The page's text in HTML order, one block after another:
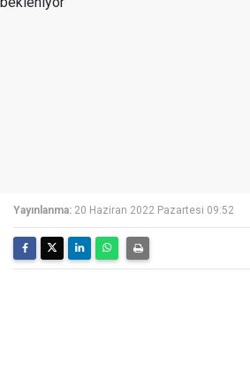
Yayınlanma: 20 Haziran 2022 Pazartesi 09:52